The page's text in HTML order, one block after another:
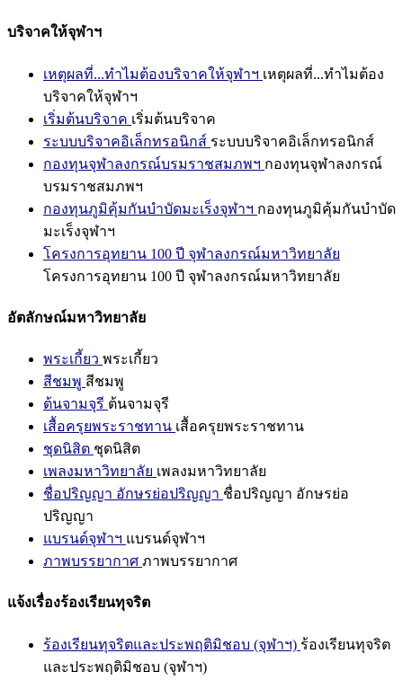
บริจาคให้จุฬาฯ
เหตุผลที่...ทำไมต้องบริจาคให้จุฬาฯ เหตุผลที่...ทำไมต้อง
บริจาคให้จุฬาฯ
เริ่มต้นบริจาค เริ่มต้นบริจาค
ระบบบริจาคอิเล็กทรอนิกส์ ระบบบริจาคอิเล็กทรอนิกส์
กองทุนจุฬาลงกรณ์บรมราชสมภพฯ กองทุนจุฬาลงกรณ์
บรมราชสมภพฯ
กองทุนภูมิคุ้มกันบำบัดมะเร็งจุฬาฯ กองทุนภูมิคุ้มกันบำบัด
มะเร็งจุฬาฯ
โครงการอุทยาน 100 ปี จุฬาลงกรณ์มหาวิทยาลัย
โครงการอุทยาน 100 ปี จุฬาลงกรณ์มหาวิทยาลัย
อัตลักษณ์มหาวิทยาลัย
พระเกี้ยว พระเกี้ยว
สีชมพู สีชมพู
ต้นจามจุรี ต้นจามจุรี
เสื้อครุยพระราชทาน เสื้อครุยพระราชทาน
ชุดนิสิต ชุดนิสิต
เพลงมหาวิทยาลัย เพลงมหาวิทยาลัย
ชื่อปริญญา อักษรย่อปริญญา ชื่อปริญญา อักษรย่อ
ปริญญา
แบรนด์จุฬาฯ แบรนด์จุฬาฯ
ภาพบรรยากาศ ภาพบรรยากาศ
แจ้งเรื่องร้องเรียนทุจริต
ร้องเรียนทุจริตและประพฤติมิชอบ (จุฬาฯ) ร้องเรียนทุจริต
และประพฤติมิชอบ (จุฬาฯ)